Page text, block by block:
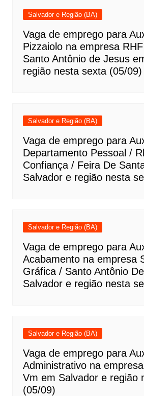
Salvador e Região (BA)
Vaga de emprego para
Pizzaiolo na empresa
Santo Antônio de Jesus
região nesta sexta (05/09)
Salvador e Região (BA)
Vaga de emprego para
Departamento Pessoal /
Confiança / Feira De
Salvador e região nesta
Salvador e Região (BA)
Vaga de emprego para
Acabamento na empresa
Gráfica / Santo Antônio
Salvador e região nesta
Salvador e Região (BA)
Vaga de emprego para
Administrativo na
Vm em Salvador e região
(05/09)